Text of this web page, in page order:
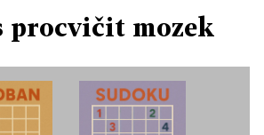
procvičit mozek